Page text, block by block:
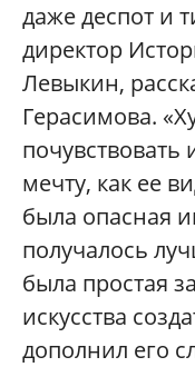
даже деспот и
директор
Левыкин,
Герасимова.
почувствовать
мечту, как ее
была опасная
получалось
была простая
искусства
дополнил его